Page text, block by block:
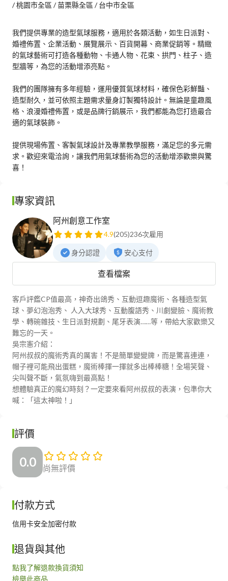
/ 桃園市全區 / 苗栗縣全區 / 台中市全區
我們提供專業的造型氣球服務，適用於各類活動，如生日派對、
婚禮佈置、企業活動、展覽展示、百貨開幕、商業促銷等。精緻
的氣球藝術可打造各種動物、卡通人物、花束、拱門、柱子、造
型牆等，為您的活動增添亮點。
我們的團隊擁有多年經驗，運用優質氣球材料，確保色彩鮮豔、
造型耐久，並可依照主題需求量身訂製獨特設計。無論是童趣風
格、浪漫婚禮佈置，或是品牌行銷展示，我們都能為您打造最合
適的氣球裝飾。
提供現場佈置、客製氣球設計及專業教學服務，滿足您的多元需
求。歡迎來電洽詢，讓我們用氣球藝術為您的活動增添歡樂與驚
喜！
專家資訊
阿州創意工作室
4.9(205)236次雇用
身分認證 安心支付
查看檔案
客戶評鑑CP值最高，神奇出鴿秀、互動逗趣魔術、各種造型氣
球、夢幻泡泡秀、 人入大球秀、互動腹語秀、川劇變臉、魔術教
學、轉碗雜技、生日派對規劃、尾牙表演……等，帶給大家歡樂又
難忘的一天。
吳宗憲介紹：
阿州叔叔的魔術秀真的厲害！不是簡單變變牌，而是驚喜連連，
帽子裡可能飛出蛋糕，魔術棒揮一揮就多出棒棒糖！全場笑聲、
尖叫聲不斷，氣氛嗨到最高點！
想體驗真正的魔幻時刻？一定要來看阿州叔叔的表演，包準你大
喊：「這太神啦！」
評價
0.0 尚無評價
付款方式
信用卡安全加密付款
退貨與其他
點我了解退款換貨須知
檢舉此商品